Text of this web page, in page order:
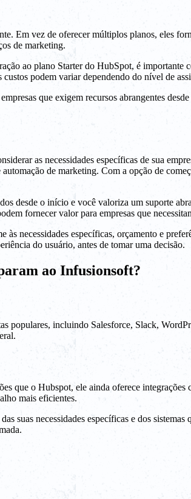
Em vez de oferecer múltiplos planos, eles
de marketing.
ao plano Starter do HubSpot, é
podem variar dependendo do nível de
que exigem recursos abrangentes
as necessidades específicas de sua
de marketing. Com a opção de
desde o início e você valoriza um suporte
fornecer valor para empresas que
necessidades específicas, orçamento e
do usuário, antes de tomar uma decisão.
ao Infusionsoft?
populares, incluindo Salesforce, Slack,
que o Hubspot, ele ainda oferece
mais eficientes.
suas necessidades específicas e dos